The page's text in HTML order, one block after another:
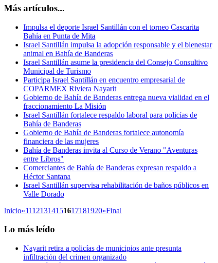
Más artículos...
Impulsa el deporte Israel Santillán con el torneo Cascarita
Bahía en Punta de Mita
Israel Santillán impulsa la adopción responsable y el bienestar
animal en Bahía de Banderas
Israel Santillán asume la presidencia del Consejo Consultivo
Municipal de Turismo
Participa Israel Santillán en encuentro empresarial de
COPARMEX Riviera Nayarit
Gobierno de Bahía de Banderas entrega nueva vialidad en el
fraccionamiento La Misión
Israel Santillán fortalece respaldo laboral para policías de
Bahía de Banderas
Gobierno de Bahía de Banderas fortalece autonomía
financiera de las mujeres
Bahía de Banderas invita al Curso de Verano "Aventuras
entre Libros"
Comerciantes de Bahía de Banderas expresan respaldo a
Héctor Santana
Israel Santillán supervisa rehabilitación de baños públicos en
Valle Dorado
Inicio«11121314151617181920»Final
Lo más leído
Nayarit retira a policías de municipios ante presunta
infiltración del crimen organizado